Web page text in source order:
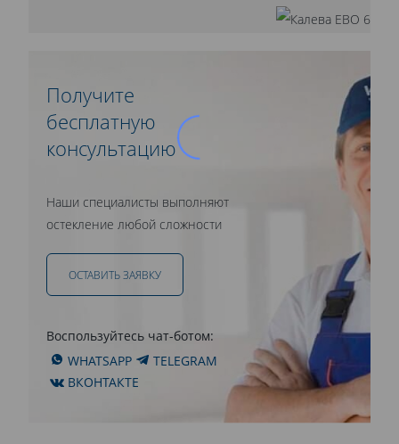
Получите
бесплатную
консультацию
Наши специалисты выполняют
остекление любой сложности
ОСТАВИТЬ ЗАЯВКУ
Воспользуйтесь чат-ботом:
WHATSAPP
TELEGRAM
ВКОНТАКТЕ